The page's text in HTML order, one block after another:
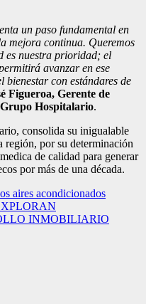
un paso fundamental en
mejora continua. Queremos
es nuestra prioridad; el
avanzar en ese
bienestar con estándares de
Figueroa, Gerente de
Hospitalario.
consolida su inigualable
región, por su determinación
de calidad para generar
por más de una década.
aires acondicionados
INMOBILIARIO